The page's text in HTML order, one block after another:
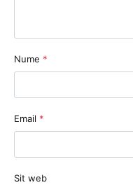
Nume *
Email *
Sit web